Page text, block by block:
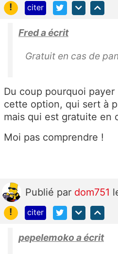
!
citer
Fred a écrit
Gratuit en cas de
Du coup pourquoi
cette option, qui sert à
mais qui est gratuite en
Moi pas comprendre !
Publié par dom751
!
citer
pepelemoko a écrit